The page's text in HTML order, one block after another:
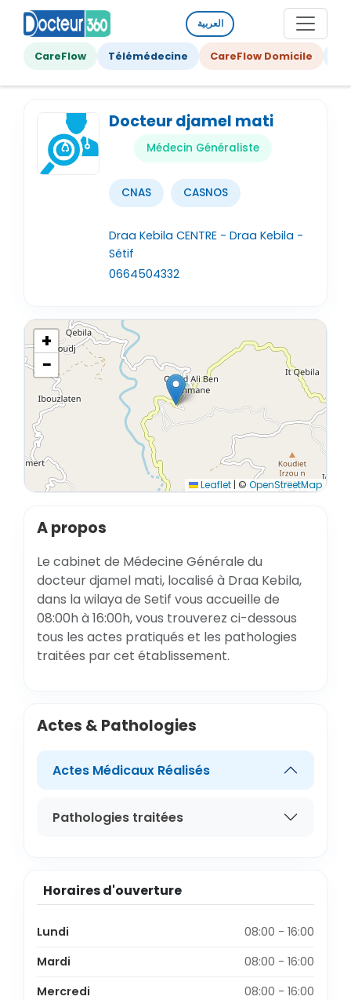
العربية
CareFlow Télémédecine CareFlow Domicile
Docteur djamel mati
Médecin Généraliste
CNAS CASNOS
Draa Kebila CENTRE - Draa Kebila -
Sétif
0664504332
+
−
Leaflet | © OpenStreetMap
A propos
Le cabinet de Médecine Générale du
docteur djamel mati, localisé à Draa Kebila,
dans la wilaya de Setif vous accueille de
08:00h à 16:00h, vous trouverez ci-dessous
tous les actes pratiqués et les pathologies
traitées par cet établissement.
Actes & Pathologies
Actes Médicaux Réalisés
Pathologies traitées
Horaires d'ouverture
Lundi
08:00 - 16:00
Mardi
08:00 - 16:00
Mercredi
08:00 - 16:00